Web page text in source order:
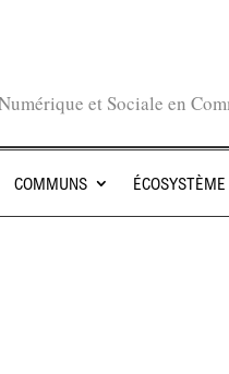
et Sociale en
COMMUNS ÉCOSYSTÈME